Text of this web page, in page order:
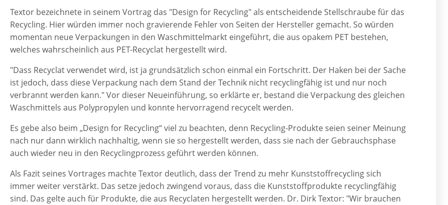
Textor bezeichnete in seinem Vortrag das "Design for Recycling" als entscheidende Stellschraube für das
Recycling. Hier würden immer noch gravierende Fehler von Seiten der Hersteller gemacht. So würden
momentan neue Verpackungen in den Waschmittelmarkt eingeführt, die aus opakem PET bestehen,
welches wahrscheinlich aus PET-Recyclat hergestellt wird.
"Dass Recyclat verwendet wird, ist ja grundsätzlich schon einmal ein Fortschritt. Der Haken bei der Sache
ist jedoch, dass diese Verpackung nach dem Stand der Technik nicht recyclingfähig ist und nur noch
verbrannt werden kann." Vor dieser Neueinführung, so erklärte er, bestand die Verpackung des gleichen
Waschmittels aus Polypropylen und konnte hervorragend recycelt werden.
Es gebe also beim „Design for Recycling“ viel zu beachten, denn Recycling-Produkte seien seiner Meinung
nach nur dann wirklich nachhaltig, wenn sie so hergestellt werden, dass sie nach der Gebrauchsphase
auch wieder neu in den Recyclingprozess geführt werden können.
Als Fazit seines Vortrages machte Textor deutlich, dass der Trend zu mehr Kunststoffrecycling sich
immer weiter verstärkt. Das setze jedoch zwingend voraus, dass die Kunststoffprodukte recyclingfähig
sind. Das gelte auch für Produkte, die aus Recyclaten hergestellt werden. Dr. Dirk Textor: "Wir brauchen